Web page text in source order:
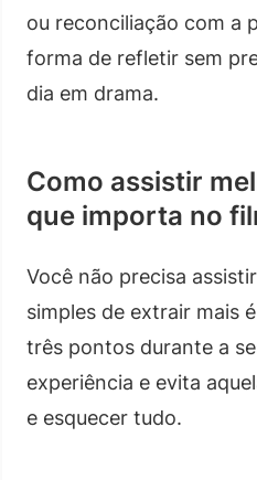
ou reconciliação com a
forma de refletir sem
dia em drama.
Como assistir
que importa no
Você não precisa
simples de extrair mais
três pontos durante a
experiência e evita
e esquecer tudo.